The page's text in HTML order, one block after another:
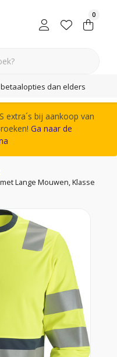
0
dan elders
extra´s bij aankoop van
Ga naar de
Lange Mouwen, Klasse